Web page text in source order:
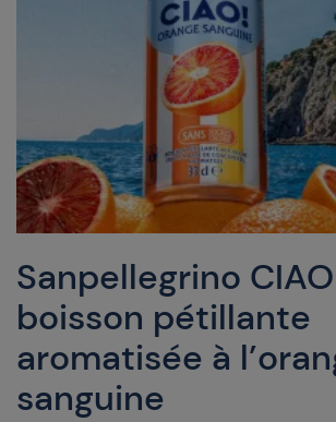
Sanpellegrino
boisson pétillante
aromatisée à
sanguine